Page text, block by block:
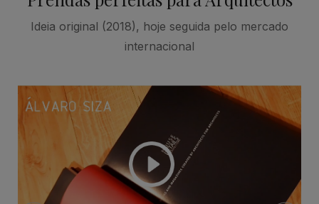
Ideia original (2018), hoje seguida pelo mercado
internacional